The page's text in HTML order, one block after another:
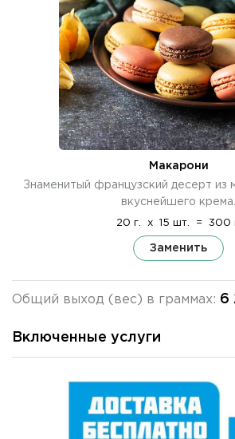
Макарони
Знаменитый французский десерт из
вкуснейшего крема.
20 г. x 15 шт. = 300
Заменить
Общий выход (вес) в граммах: 6
Включенные услуги